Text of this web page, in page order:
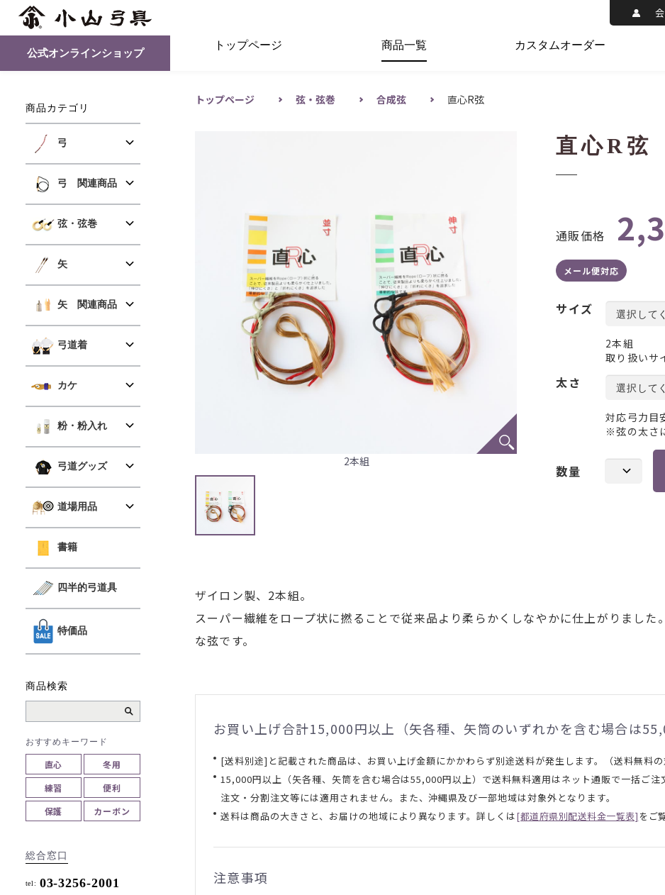
公式オンラインショップ
トップページ 商品一覧 カスタムオーダー
商品カテゴリ
弓
弓 関連商品
弦・弦巻
矢
矢 関連商品
弓道着
カケ
粉・粉入れ
弓道グッズ
道場用品
書籍
四半的弓道具
特価品
商品検索
おすすめキーワード
直心
冬用
練習
便利
保護
カーボン
総合窓口
tel: 03-3256-2001
トップページ 弦・弦巻 合成弦 直心R弦
2本組
直心R弦
通販価格
メール便対応
サイズ
2本組
取り扱いサ
太さ
対応弓力目
※弦の太さ
数量
ザイロン製、2本組。
スーパー繊維をロープ状に撚ることで従来品より柔らかくしなやかに仕上がりまし
な弦です。
お買い上げ合計15,000円以上（矢各種、矢筒のいずれかを含む場合は
[送料別途]と記載された商品は、お買い上げ金額にかかわらず別途送料が発生します。（送料無料の
15,000円以上（矢各種、矢筒を含む場合は55,000円以上）で送料無料適用はネット通販で一括ご
注文・分割注文等には適用されません。また、沖縄県及び一部地域は対象外となります。
送料は商品の大きさと、お届けの地域により異なります。詳しくは[都道府県別配送料金一覧表] をご
注意事項